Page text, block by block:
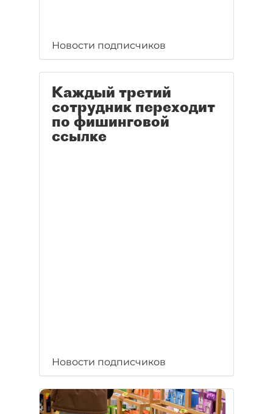
Новости подписчиков
Каждый третий
сотрудник переходит
по фишинговой
ссылке
Новости подписчиков